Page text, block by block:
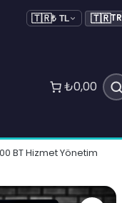
🇹🇷₺ TL 🇹🇷TR
₺0,00
BT Hizmet Yönetim